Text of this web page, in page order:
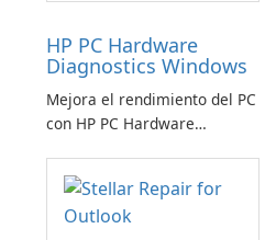
HP PC Hardware
Diagnostics Windows
Mejora el rendimiento del PC
con HP PC Hardware